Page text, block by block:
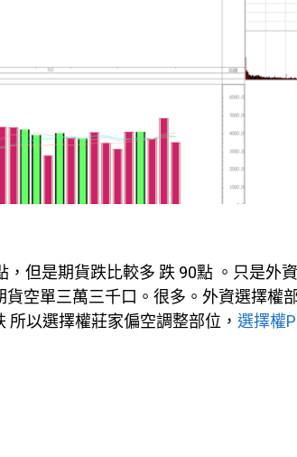
但是期貨跌比較多 跌 90點 。只是外
空單三萬三千口。很多。外資選擇權
以選擇權莊家偏空調整部位， 選擇權